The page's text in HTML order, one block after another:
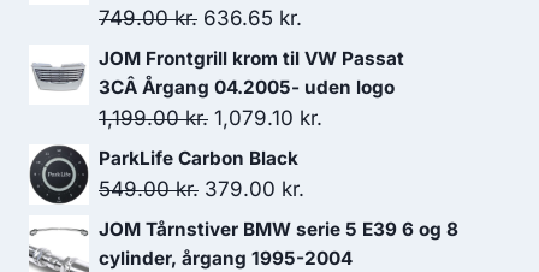
749.00kr. Den
oprindelige
pris
var:
749.00 kr..
636.65 kr.
aktuelle
pris
er:
JOM Frontgrill krom til VW Passat
3CÂ Årgang 04.2005- uden logo
1,199.00kr. Den
oprindelige
pris
1,199.00 kr..
1,079.10 kr.
1,079.10 kr..
ParkLife Carbon Black
549.00kr. Den
oprindelige
pris
379.00 kr.
aktuelle
pris
JOM Tårnstiver BMW serie 5 E39 6 og 8
cylinder, årgang 1995-2004